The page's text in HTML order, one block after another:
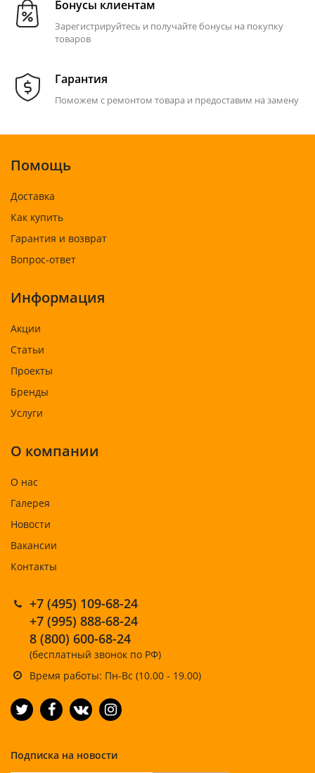
Бонусы клиентам
Зарегистрируйтесь и получайте бонусы на покупку
товаров
Гарантия
Поможем с ремонтом товара и предоставим на замену
Помощь
Доставка
Как купить
Гарантия и возврат
Вопрос-ответ
Информация
Акции
Статьи
Проекты
Бренды
Услуги
О компании
О нас
Галерея
Новости
Вакансии
Контакты
+7 (495) 109-68-24
+7 (995) 888-68-24
8 (800) 600-68-24
(бесплатный звонок по РФ)
Время работы: Пн-Вс (10.00 - 19.00)
Подписка на новости